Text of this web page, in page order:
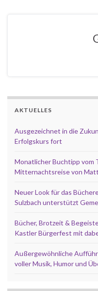
AKTUELLES
Ausgezeichnet in die
Erfolgskurs fort
Monatlicher Buchtipp vom
Mitternachtsreise von
Neuer Look für das
Sulzbach unterstützt
Bücher, Brotzeit &
Kastler Bürgerfest mit
Außergewöhnliche
voller Musik, Humor und